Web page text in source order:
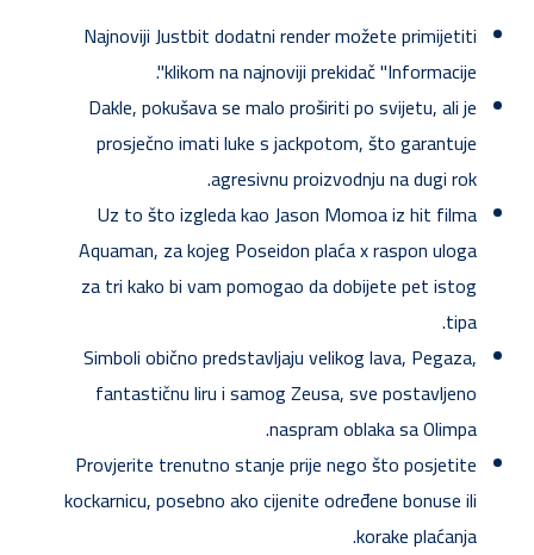
Najnoviji Justbit dodatni render možete primijetiti
klikom na najnoviji prekidač "Informacije".
Dakle, pokušava se malo proširiti po svijetu, ali je
prosječno imati luke s jackpotom, što garantuje
agresivnu proizvodnju na dugi rok.
Uz to što izgleda kao Jason Momoa iz hit filma
Aquaman, za kojeg Poseidon plaća x raspon uloga
za tri kako bi vam pomogao da dobijete pet istog
tipa.
Simboli obično predstavljaju velikog lava, Pegaza,
fantastičnu liru i samog Zeusa, sve postavljeno
naspram oblaka sa Olimpa.
Provjerite trenutno stanje prije nego što posjetite
kockarnicu, posebno ako cijenite određene bonuse ili
korake plaćanja.